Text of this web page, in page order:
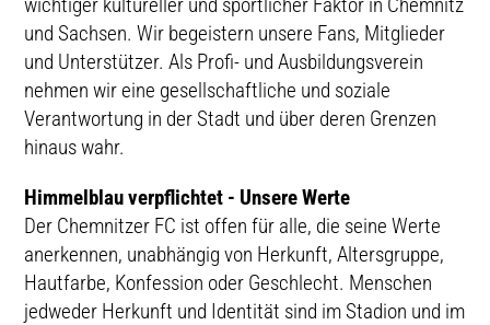
und Sachsen. Wir begeistern unsere Fans, Mitglieder
und Unterstützer. Als Profi- und Ausbildungsverein
nehmen wir eine gesellschaftliche und soziale
Verantwortung in der Stadt und über deren Grenzen
hinaus wahr.
Himmelblau verpflichtet - Unsere Werte
Der Chemnitzer FC ist offen für alle, die seine Werte
anerkennen, unabhängig von Herkunft, Altersgruppe,
Hautfarbe, Konfession oder Geschlecht. Menschen
jedweder Herkunft und Identität sind im Stadion und im